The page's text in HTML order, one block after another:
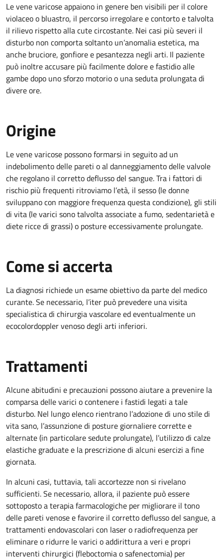
Le vene varicose appaiono in genere ben visibili per il colore
violaceo o bluastro, il percorso irregolare e contorto e talvolta
il rilievo rispetto alla cute circostante. Nei casi più severi il
disturbo non comporta soltanto un’anomalia estetica, ma
anche bruciore, gonfiore e pesantezza negli arti. Il paziente
può inoltre accusare più facilmente dolore e fastidio alle
gambe dopo uno sforzo motorio o una seduta prolungata di
divere ore.
Origine
Le vene varicose possono formarsi in seguito ad un
indebolimento delle pareti o al danneggiamento delle valvole
che regolano il corretto deflusso del sangue. Tra i fattori di
rischio più frequenti ritroviamo l’età, il sesso (le donne
sviluppano con maggiore frequenza questa condizione), gli stili
di vita (le varici sono talvolta associate a fumo, sedentarietà e
diete ricce di grassi) o posture eccessivamente prolungate.
Come si accerta
La diagnosi richiede un esame obiettivo da parte del medico
curante. Se necessario, l’iter può prevedere una visita
specialistica di chirurgia vascolare ed eventualmente un
ecocolordoppler venoso degli arti inferiori.
Trattamenti
Alcune abitudini e precauzioni possono aiutare a prevenire la
comparsa delle varici o contenere i fastidi legati a tale
disturbo. Nel lungo elenco rientrano l’adozione di uno stile di
vita sano, l’assunzione di posture giornaliere corrette e
alternate (in particolare sedute prolungate), l’utilizzo di calze
elastiche graduate e la prescrizione di alcuni esercizi a fine
giornata.
In alcuni casi, tuttavia, tali accortezze non si rivelano
sufficienti. Se necessario, allora, il paziente può essere
sottoposto a terapia farmacologiche per migliorare il tono
delle pareti venose e favorire il corretto deflusso del sangue, a
trattamenti endovascolari con laser o radiofrequenza per
eliminare o ridurre le varici o addirittura a veri e propri
interventi chirurgici (fleboctomia o safenectomia) per